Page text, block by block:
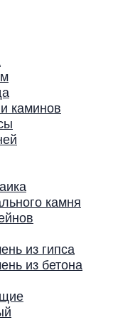
каминов
камня
из гипса
из бетона